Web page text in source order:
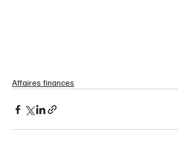
Affaires finances